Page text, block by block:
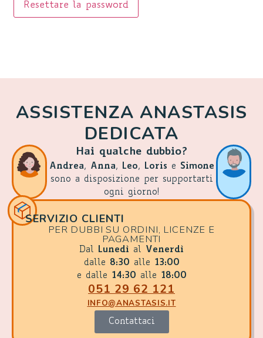
Resettare la password
ASSISTENZA ANASTASIS
DEDICATA
Hai qualche dubbio?
Andrea, Anna, Leo, Loris e Simone
sono a disposizione per supportarti
ogni giorno!
SERVIZIO CLIENTI
PER DUBBI SU ORDINI, LICENZE E
PAGAMENTI
Dal Lunedì al
Venerdì
dalle 8:30 alle
13:00
e dalle
14:30 alle 18:00
051 29 62 121
INFO@ANASTASIS.IT
Contattaci